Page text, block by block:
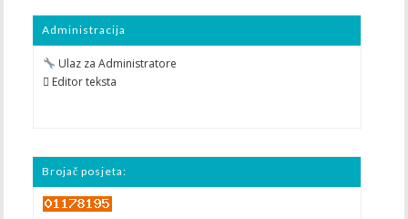
Administracija
Ulaz za Administratore
 Editor teksta
Brojač posjeta: